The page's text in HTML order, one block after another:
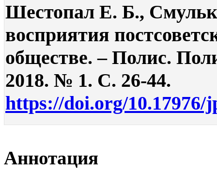
Шестопал Е. Б.,
восприятия
обществе. – Полис.
2018. № 1. С. 26-44.
https://doi.org/10.17976/
Аннотация